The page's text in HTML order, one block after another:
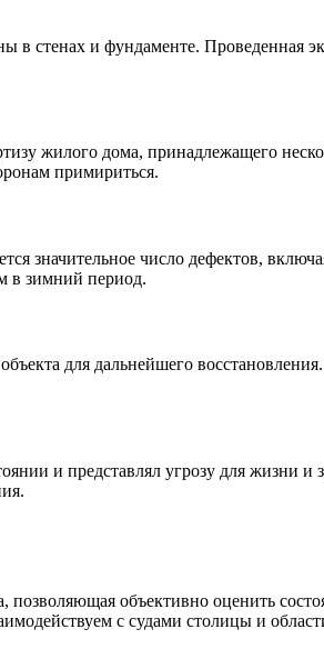
стенах и фундаменте. Проведенная
жилого дома, принадлежащего
примириться.
значительное число дефектов,
в зимний период.
для дальнейшего
и представлял угрозу для жизни
объективно оценить
с судами столицы и